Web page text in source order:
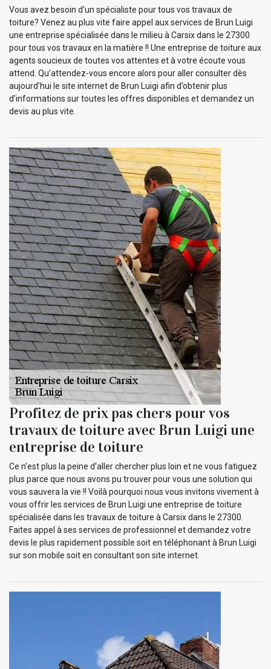
Vous avez besoin d’un spécialiste pour tous vos travaux de
toiture? Venez au plus vite faire appel aux services de Brun Luigi
une entreprise spécialisée dans le milieu à Carsix dans le 27300
pour tous vos travaux en la matière !! Une entreprise de toiture aux
agents soucieux de toutes vos attentes et à votre écoute vous
attend. Qu’attendez-vous encore alors pour aller consulter dès
aujourd’hui le site internet de Brun Luigi afin d’obtenir plus
d’informations sur toutes les offres disponibles et demandez un
devis au plus vite.
Profitez de prix pas chers pour vos
travaux de toiture avec Brun Luigi une
entreprise de toiture
Ce n’est plus la peine d’aller chercher plus loin et ne vous fatiguez
plus parce que nous avons pu trouver pour vous une solution qui
vous sauvera la vie !! Voilà pourquoi nous vous invitons vivement à
vous offrir les services de Brun Luigi une entreprise de toiture
spécialisée dans les travaux de toiture à Carsix dans le 27300.
Faites appel à ses services de professionnel et demandez votre
devis le plus rapidement possible soit en téléphonant à Brun Luigi
sur son mobile soit en consultant son site internet.